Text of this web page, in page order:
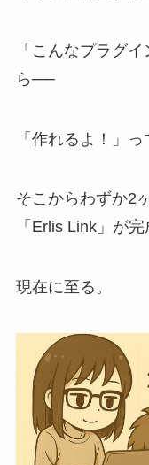
「こんなプラグ
ら──
「作れるよ！」
そこからわずか2
「Erlis Link」が完
現在に至る。